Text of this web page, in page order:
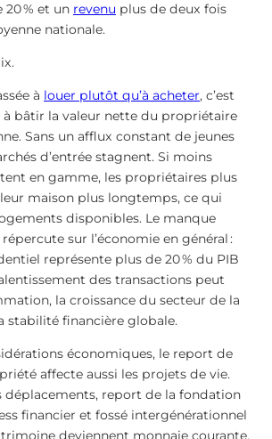
% et un revenu plus de deux fois
nationale.
à louer plutôt qu’à acheter, c’est
bâtir la valeur nette du propriétaire
Sans un afflux constant de jeunes
d’entrée stagnent. Si moins
en gamme, les propriétaires plus
maison plus longtemps, ce qui
disponibles. Le manque
sur l’économie en général :
représente plus de 20 % du PIB
des transactions peut
la croissance du secteur de la
stabilité financière globale.
économiques, le report de
affecte aussi les projets de vie.
déplacements, report de la fondation
financier et fossé intergénérationnel
deviennent monnaie courante,